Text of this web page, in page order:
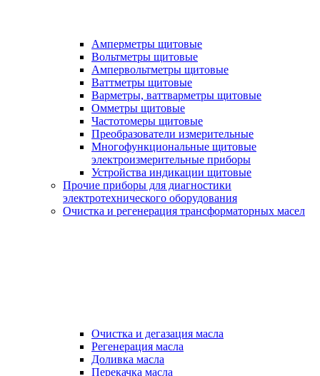
Амперметры щитовые
Вольтметры щитовые
Ампервольтметры щитовые
Ваттметры щитовые
Варметры, ваттварметры щитовые
Омметры щитовые
Частотомеры щитовые
Преобразователи измерительные
Многофункциональные щитовые
электроизмерительные приборы
Устройства индикации щитовые
Прочие приборы для диагностики
электротехнического оборудования
Очистка и регенерация трансформаторных масел
Очистка и дегазация масла
Регенерация масла
Доливка масла
Перекачка масла